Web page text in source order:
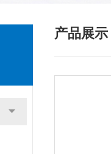
产品展示